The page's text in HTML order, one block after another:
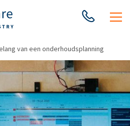
van een onderhoudsplanning